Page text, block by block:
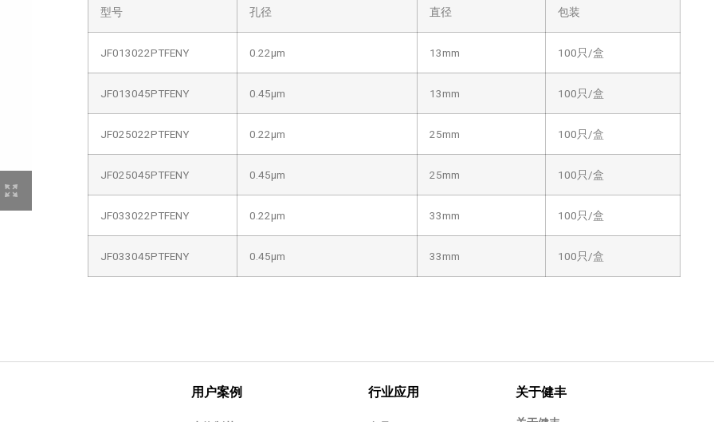
型号 孔径 直径 包装
JF013022PTFENY 0.22μm 13mm 100只/盒
JF013045PTFENY 0.45μm 13mm 100只/盒
JF025022PTFENY 0.22μm 25mm 100只/盒
JF025045PTFENY 0.45μm 25mm 100只/盒
JF033022PTFENY 0.22μm 33mm 100只/盒
JF033045PTFENY 0.45μm 33mm 100只/盒
用户案例 行业应用 关于健丰